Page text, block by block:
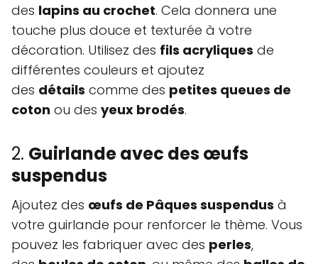
des lapins au crochet. Cela donnera une
touche plus douce et texturée à votre
décoration. Utilisez des fils acryliques de
différentes couleurs et ajoutez
des détails comme des petites queues de
coton ou des yeux brodés.
2. Guirlande avec des œufs
suspendus
Ajoutez des œufs de Pâques suspendus à
votre guirlande pour renforcer le thème. Vous
pouvez les fabriquer avec des perles,